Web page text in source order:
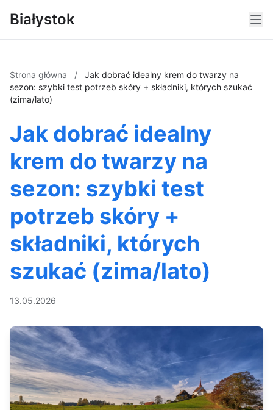
Białystok
Strona główna /
Jak dobrać idealny krem do twarzy na
sezon: szybki test potrzeb skóry + składniki, których szukać
(zima/lato)
Jak dobrać idealny
krem do twarzy na
sezon: szybki test
potrzeb skóry +
składniki, których
szukać (zima/lato)
13.05.2026